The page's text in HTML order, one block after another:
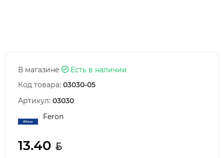
В магазине
Есть в наличии
Код товара: 03030-05
Артикул: 03030
Feron
13.40